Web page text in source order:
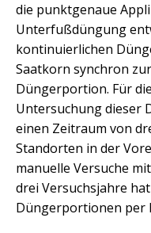
die punktgenaue
Unterfußdüngung
kontinuierlichen
Saatkorn synchron
Düngerportion. Für
Untersuchung dieser
einen Zeitraum von
Standorten in der
manuelle Versuche
drei Versuchsjahre
Düngerportionen per